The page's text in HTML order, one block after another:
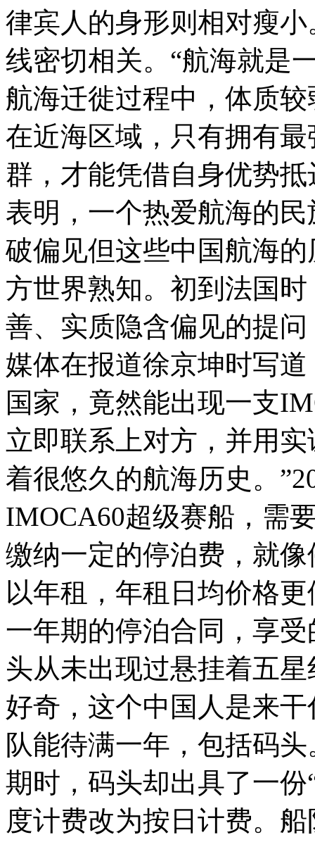
律宾人的身形则相对瘦
线密切相关。“航海就是
航海迁徙过程中，体质
在近海区域，只有拥有
群，才能凭借自身优势
表明，一个热爱航海的
破偏见但这些中国航海
方世界熟知。初到法国
善、实质隐含偏见的提
媒体在报道徐京坤时写
国家，竟然能出现一支
立即联系上对方，并用
着很悠久的航海历史。
IMOCA60超级赛船，需
缴纳一定的停泊费，就
以年租，年租日均价格
一年期的停泊合同，享
头从未出现过悬挂着五
好奇，这个中国人是来
队能待满一年，包括码
期时，码头却出具了一
度计费改为按日计费。